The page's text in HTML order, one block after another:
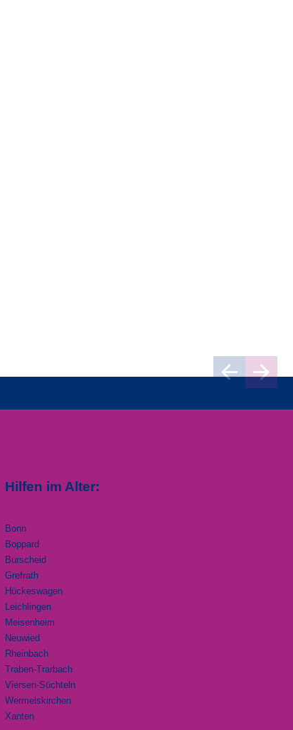
Hilfen im Alter:
Bonn
Boppard
Burscheid
Grefrath
Hückeswagen
Leichlingen
Meisenheim
Neuwied
Rheinbach
Traben-Trarbach
Viersen-Süchteln
Wermelskirchen
Xanten